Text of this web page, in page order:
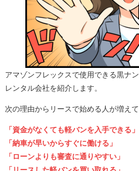
アマゾンフレックスで使用できる黒ナ
レンタル会社を紹介します。
次の理由からリースで始める人が増えて
「資金がなくても軽バンを入手できる」
「納車が早いからすぐに働ける」
「ローンよりも審査に通りやすい」